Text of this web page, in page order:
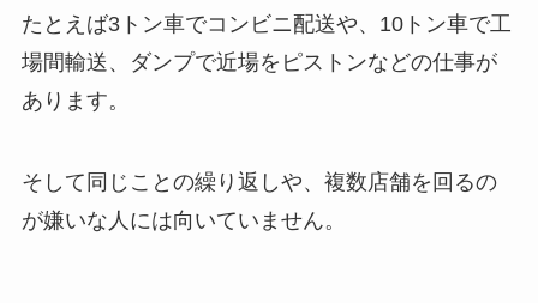
たとえば3トン車でコンビニ配送や、10トン車で工
場間輸送、ダンプで近場をピストンなどの仕事が
あります。
そして同じことの繰り返しや、複数店舗を回るの
が嫌いな人には向いていません。